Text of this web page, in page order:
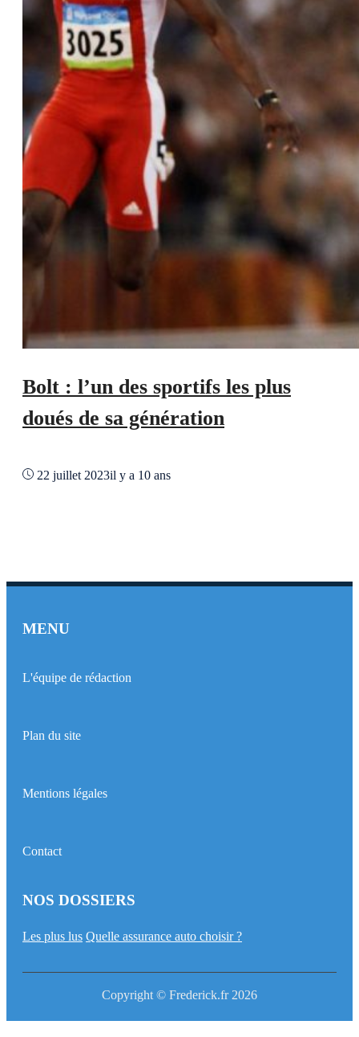
Bolt : l’un des sportifs les plus
doués de sa génération
22 juillet 2023il y a 10 ans
MENU
L'équipe de rédaction
Plan du site
Mentions légales
Contact
NOS DOSSIERS
Les plus lus Quelle assurance auto choisir ?
Copyright © Frederick.fr 2026